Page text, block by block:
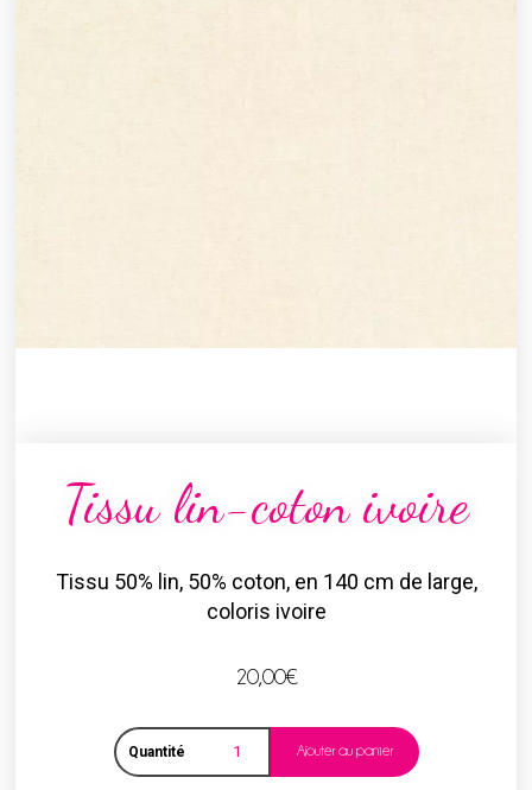
Tissu lin-coton ivoire
Tissu 50% lin, 50% coton, en 140 cm de large,
coloris ivoire
20,00€
Quantité Ajouter au panier